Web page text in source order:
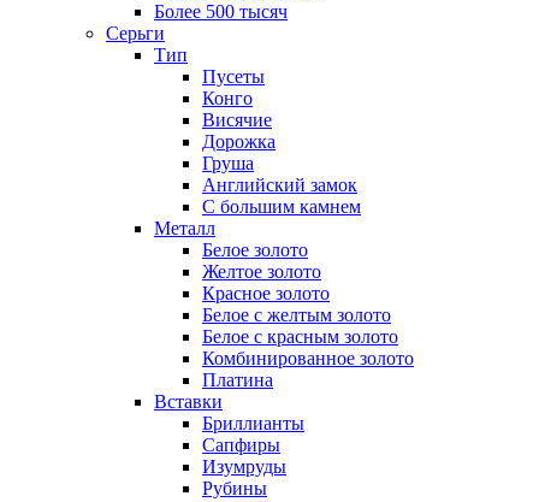
Более 500 тысяч
Серьги
Тип
Пусеты
Конго
Висячие
Дорожка
Груша
Английский замок
С большим камнем
Металл
Белое золото
Желтое золото
Красное золото
Белое с желтым золото
Белое с красным золото
Комбинированное золото
Платина
Вставки
Бриллианты
Сапфиры
Изумруды
Рубины